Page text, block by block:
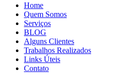
Home
Quem Somos
Serviços
BLOG
Alguns Clientes
Trabalhos Realizados
Links Úteis
Contato